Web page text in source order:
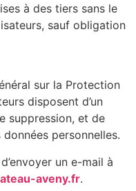
à des tiers sans le
sauf obligation
sur la Protection
disposent d’un
suppression, et de
personnelles.
un e-mail à
aveny.fr.